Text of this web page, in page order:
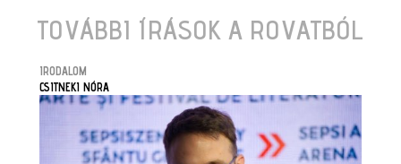
TOVÁBBI ÍRÁSOK A ROVATBÓL
IRODALOM
CSITNEKI NÓRA